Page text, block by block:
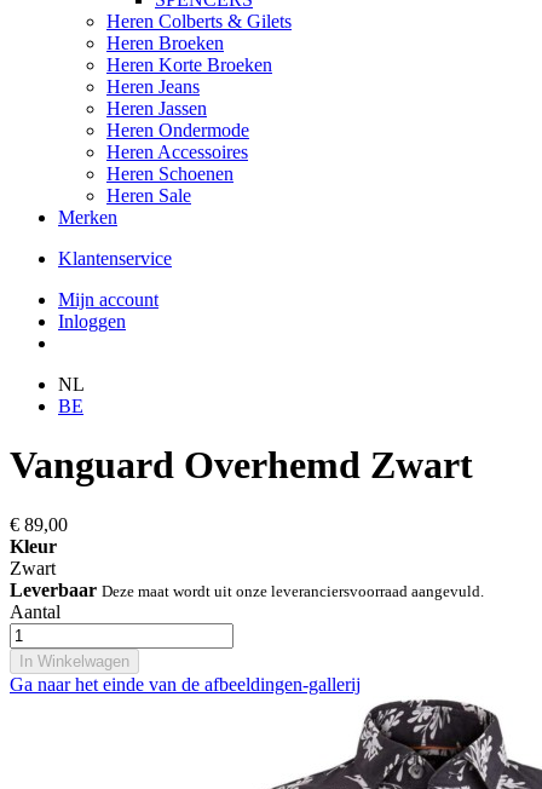
Heren Colberts & Gilets
Heren Broeken
Heren Korte Broeken
Heren Jeans
Heren Jassen
Heren Ondermode
Heren Accessoires
Heren Schoenen
Heren Sale
Merken
Klantenservice
Mijn account
Inloggen
NL
BE
Vanguard Overhemd Zwart
€ 89,00
Kleur
Zwart
Leverbaar Deze maat wordt uit onze leveranciersvoorraad aangevuld.
Aantal
In Winkelwagen
Ga naar het einde van de afbeeldingen-gallerij